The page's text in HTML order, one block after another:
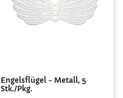
Engelsflügel - Metall, 5
Stk./Pkg.